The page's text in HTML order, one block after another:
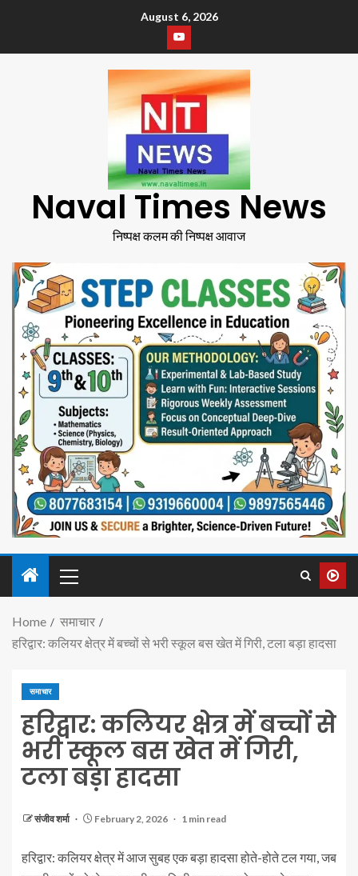
August 6, 2026
Naval Times News
निष्पक्ष कलम की निष्पक्ष आवाज
Home
समाचार
हरिद्वार: कलियर क्षेत्र में बच्चों से भरी स्कूल बस खेत में गिरी, टला बड़ा हादसा
समाचार
हरिद्वार: कलियर क्षेत्र में बच्चों से
भरी स्कूल बस खेत में गिरी,
टला बड़ा हादसा
संजीव शर्मा February 2, 2026 1 min read
हरिद्वार: कलियर क्षेत्र में आज सुबह एक बड़ा हादसा होते-होते टल गया, जब